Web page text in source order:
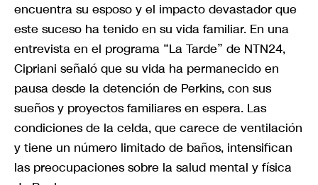
encuentra su esposo y el impacto devastador que
este suceso ha tenido en su vida familiar. En una
entrevista en el programa “La Tarde” de NTN24,
Cipriani señaló que su vida ha permanecido en
pausa desde la detención de Perkins, con sus
sueños y proyectos familiares en espera. Las
condiciones de la celda, que carece de ventilación
y tiene un número limitado de baños, intensifican
las preocupaciones sobre la salud mental y física